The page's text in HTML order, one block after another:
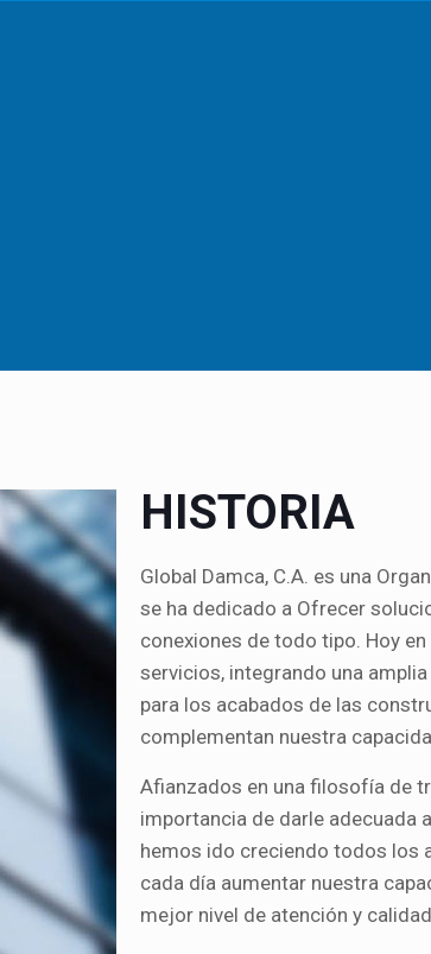
HISTORIA
Global Damca, C.A. es una
se ha dedicado a Ofrecer
conexiones de todo tipo. Hoy
servicios, integrando una
para los acabados de las
complementan nuestra
Afianzados en una filosofía de
importancia de darle adecuada
hemos ido creciendo todos los
cada día aumentar nuestra
mejor nivel de atención y